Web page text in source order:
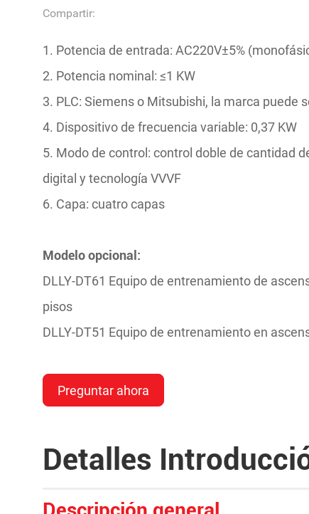
Compartir:
1. Potencia de entrada: AC220V±5%
2. Potencia nominal: ≤1 KW
3. PLC: Siemens o Mitsubishi, la marca puede
4. Dispositivo de frecuencia variable: 0,37 KW
5. Modo de control: control doble de cantidad
digital y tecnología VVVF
6. Capa: cuatro capas
Modelo opcional:
DLLY-DT61 Equipo de entrenamiento de
pisos
DLLY-DT51 Equipo de entrenamiento en
Preguntar ahora
Detalles